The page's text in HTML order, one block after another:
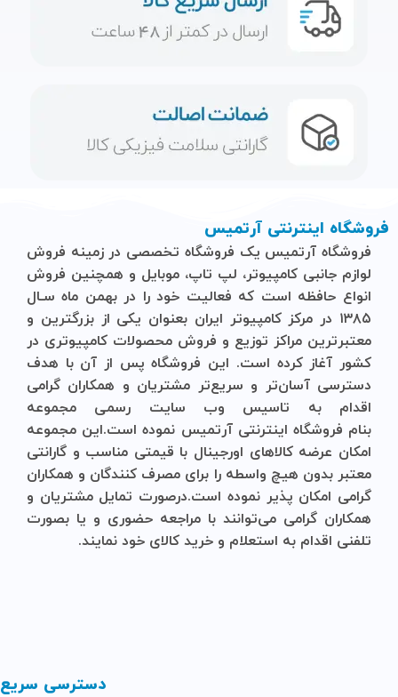
فروشگاه اینترنتی آرتمیس
فروشگاه آرتمیس یک فروشگاه تخصصی در زمینه فروش
لوازم جانبی کامپیوتر، لپ تاپ، موبایل و ‌همچنین فروش
انواع حافظه است که فعالیت خود را در بهمن ماه سـال
۱۳۸۵ در مرکز کامپیوتر ایران بعنوان یکی از بزرگترین و
معتبرترین مراکز توزیع و فروش محصولات کامپیوتری در
کشور آغاز کرده است. این فروشگاه پس از آن با هدف
دسترسی آسان‌تر و سریع‌تر مشتریان و همکاران گرامی
اقدام به تاسیس وب سایت رسمی مجموعه
بنام فروشگاه اینترنتی آرتمیس نموده است.این مجموعه
امکان عرضه کالاهای اورجینال با قیمتی مناسب و گارانتی
معتبر بدون هیچ واسطه را برای مصرف کنندگان و همکاران
گرامی امکان پذیر نموده است.درصورت تمایل مشتریان و
همکاران گرامی می‌توانند با مراجعه حضوری و یا بصورت
تلفنی اقدام به استعلام و خرید کالای خود نمایند.
دسترسی سریع